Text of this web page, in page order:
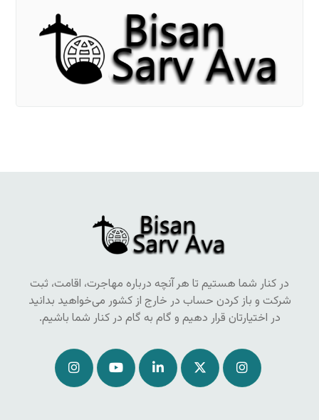
در کنار شما هستیم تا هر آنچه درباره مهاجرت، اقامت، ثبت
شرکت و باز کردن حساب در خارج از کشور می‌خواهید بدانید
در اختیارتان قرار دهیم و گام به گام در کنار شما باشیم.